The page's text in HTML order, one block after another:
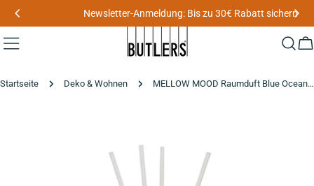
Zum
springen
Newsletter-Anmeldung: Bis zu 30€ Rabatt sichern
Startseite Deko & Wohnen MELLOW MOOD Raumduft Blue Ocean Soul